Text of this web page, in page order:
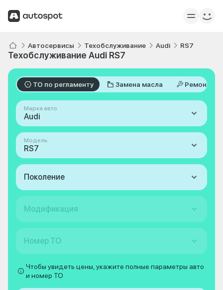
Автосервисы Техобслуживание Audi RS7
Техобслуживание Audi RS7
ТО по регламенту Замена масла Ремонт
Марка авто
Audi
Модель
RS7
Поколение
Модификация
Номер ТО
Чтобы увидеть цены, укажите полные параметры авто
и номер ТО